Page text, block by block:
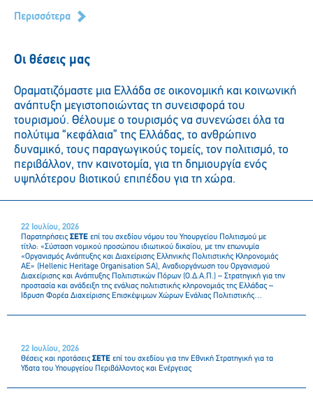
Περισσότερα
Οι θέσεις μας
Οραματιζόμαστε μια Ελλάδα σε οικονομική και κοινωνική
ανάπτυξη μεγιστοποιώντας τη συνεισφορά του
τουρισμού. Θέλουμε ο τουρισμός να συνενώσει όλα τα
πολύτιμα “κεφάλαια” της Ελλάδας, το ανθρώπινο
δυναμικό, τους παραγωγικούς τομείς, τον πολιτισμό, το
περιβάλλον, την καινοτομία, για τη δημιουργία ενός
υψηλότερου βιοτικού επιπέδου για τη χώρα.
22 Ιουλίου, 2026
Παρατηρήσεις ΣΕΤΕ επί του σχεδίου νόμου του Υπουργείου Πολιτισμού με
τίτλο: «Σύσταση νομικού προσώπου ιδιωτικού δικαίου, με την επωνυμία
«Οργανισμός Ανάπτυξης και Διαχείρισης Ελληνικής Πολιτιστικής Κληρονομιάς
ΑΕ» (Hellenic Heritage Organisation SA), Αναδιοργάνωση του Οργανισμού
Διαχείρισης και Ανάπτυξης Πολιτιστικών Πόρων (Ο.Δ.Α.Π.) – Στρατηγική για την
προστασία και ανάδειξη της ενάλιας πολιτιστικής κληρονομιάς της Ελλάδας –
Ίδρυση Φορέα Διαχείρισης Επισκέψιμων Χώρων Ενάλιας Πολιτιστικής
του Οπτικοακουστικού Δημιουργικού Τομέα (Ο.Δ.Τ.) – Ρυθμίσεις για την
Πνευματικής Ιδιοκτησίας και άλλων εποπτευόμενων φορέων του Υπουργείου
Πολιτισμού»
22 Ιουλίου, 2026
Θέσεις και προτάσεις ΣΕΤΕ επί του σχεδίου για την Εθνική Στρατηγική για τα
Ύδατα του Υπουργείου Περιβάλλοντος και Ενέργειας